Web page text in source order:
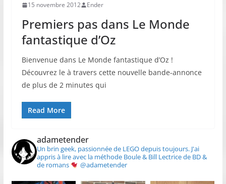
15 novembre 2012 Ender
Premiers pas dans Le Monde
fantastique d’Oz
Bienvenue dans Le Monde fantastique d’Oz !
Découvrez le à travers cette nouvelle bande-annonce
de plus de 2 minutes qui
Read More
adametender
Un brin geek, passionnée de LEGO depuis toujours.J'ai
appris à lire avec la méthode Boule & Bill Lectrice de BD &
de romans
@adametender